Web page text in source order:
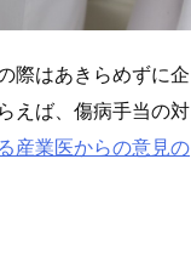
際はあきらめずに企
えば、傷病手当の対
産業医からの意見の